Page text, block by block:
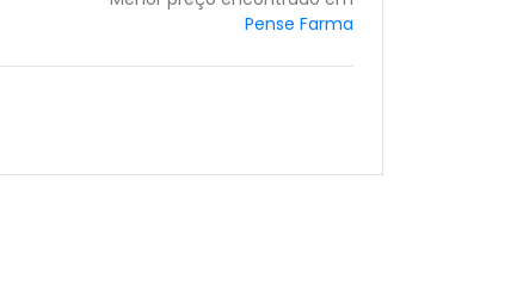
Pense Farma